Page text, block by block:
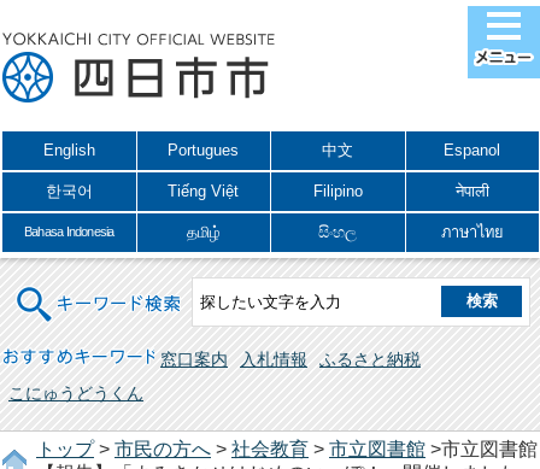
English Portugues 中文 Espanol
한국어 Tiếng Việt Filipino नेपाली
Bahasa Indonesia தமிழ் සිංහල ภาษาไทย
キーワード検索
おすすめキーワード 窓口案内 入札情報
ふるさと納税
こにゅうどうくん
トップ> 市民の方へ > 社会教育 > 市立図書館 >市立図書館